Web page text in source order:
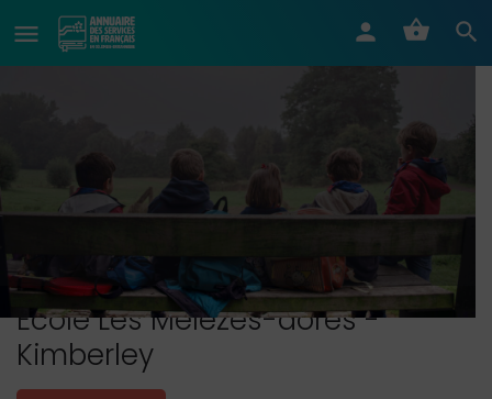
École Les Mélèzes-dorés -
Kimberley